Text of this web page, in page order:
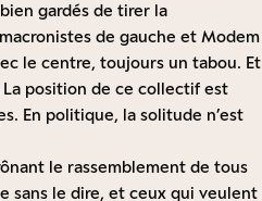
gardés de tirer la
de gauche et Modem
le centre, toujours un tabou. Et
position de ce collectif est
En politique, la solitude n’est
le rassemblement de tous
sans le dire, et ceux qui veulent